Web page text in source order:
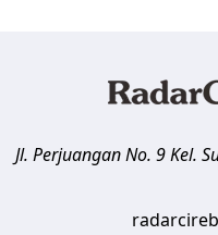
Jl. Perjuangan No. 9 Kel.